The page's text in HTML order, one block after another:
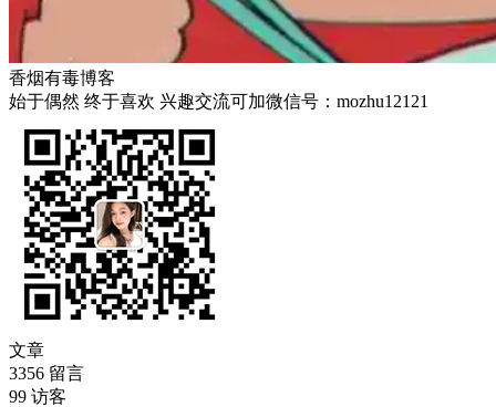
香烟有毒博客
始于偶然 终于喜欢 兴趣交流可加微信号：mozhu12121
文章
3356 留言
99 访客